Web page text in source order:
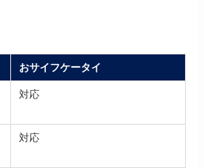
おサイフケータイ
対応
対応